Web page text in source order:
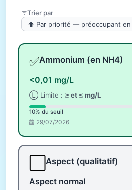
Trier par
✅Ammonium (en NH4)
<0,01 mg/L
Ⓛ Limite : ≥ et ≤ mg/L
10% du seuil
29/07/2026
Aspect (qualitatif)
Aspect normal